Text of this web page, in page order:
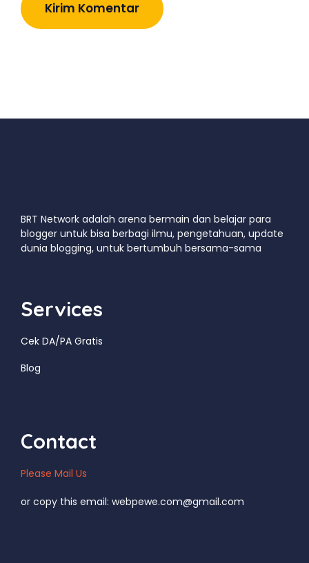
BRT Network adalah arena bermain dan belajar para
blogger untuk bisa berbagi ilmu, pengetahuan, update
dunia blogging, untuk bertumbuh bersama-sama
Services
Cek DA/PA Gratis
Blog
Contact
Please Mail Us
or copy this email: webpewe.com@gmail.com